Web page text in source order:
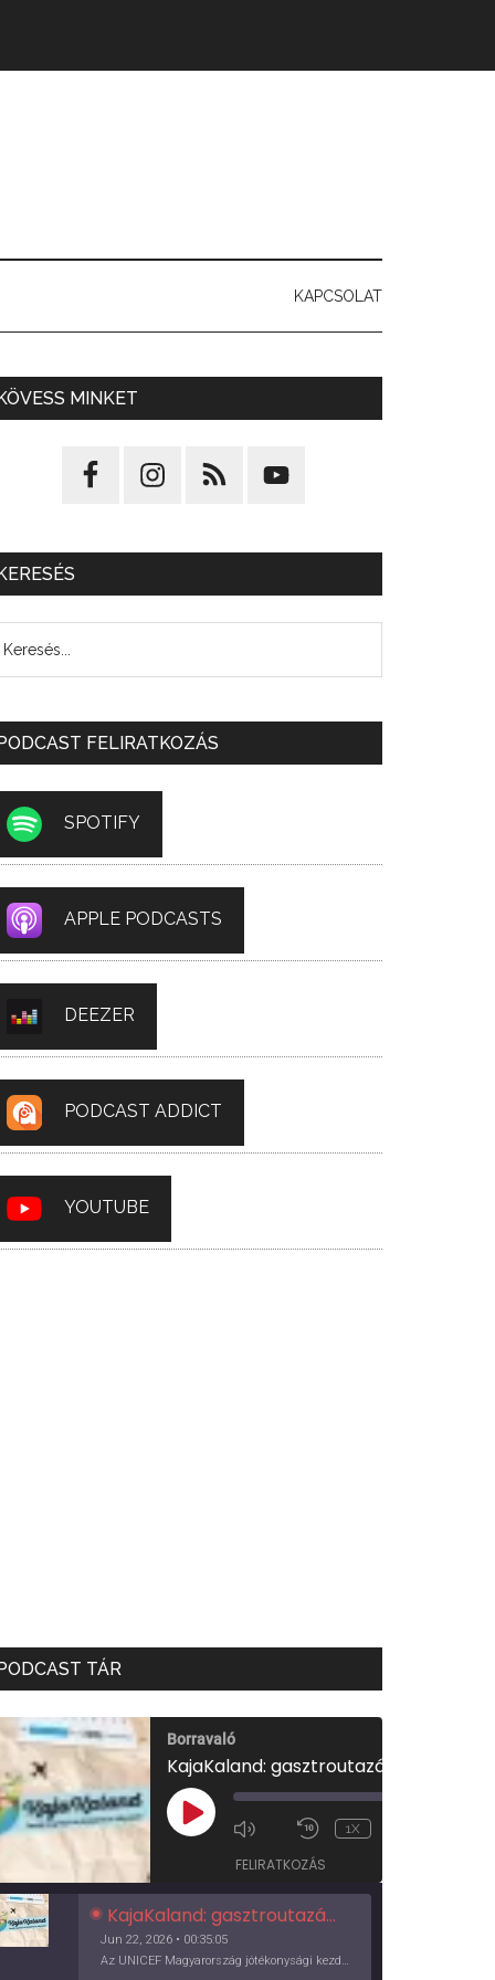
KAPCSOLAT
MINKET
FELIRATKOZÁS
SPOTIFY
APPLE PODCASTS
DEEZER
PODCAST ADDICT
YOUTUBE
TÁR
Borravaló
PLAY
EPISODE
1X
FELIRATKOZÁS
KajaKaland: gasztroutazás a föld körül
Jun 22, 2026 • 00:35:05
Az UNICEF Magyarország jótékonysági kezdeményezése izgalmas, egész éves világkörüli ízutazásra hív, igazi családi program és gasztroedukáció, illetve segítség a rászorulóknak is egyben.